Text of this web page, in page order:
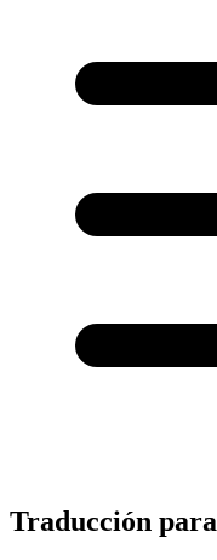
Traducción para